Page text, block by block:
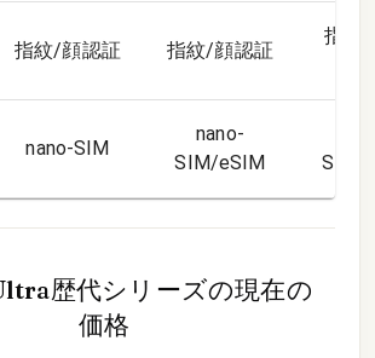
指紋/顔認証 指紋/顔認証
指紋/
nano-SIM
nano-
SIM/eSIM
SIM/
歴代シリーズの現在の
価格